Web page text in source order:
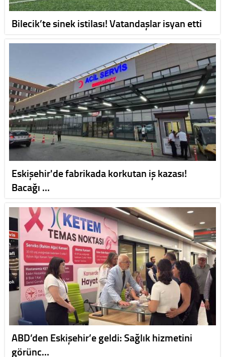
Bilecik’te sinek istilası! Vatandaşlar isyan etti
Eskişehir'de fabrikada korkutan iş kazası!
Bacağı …
ABD’den Eskişehir’e geldi: Sağlık hizmetini
görünc…